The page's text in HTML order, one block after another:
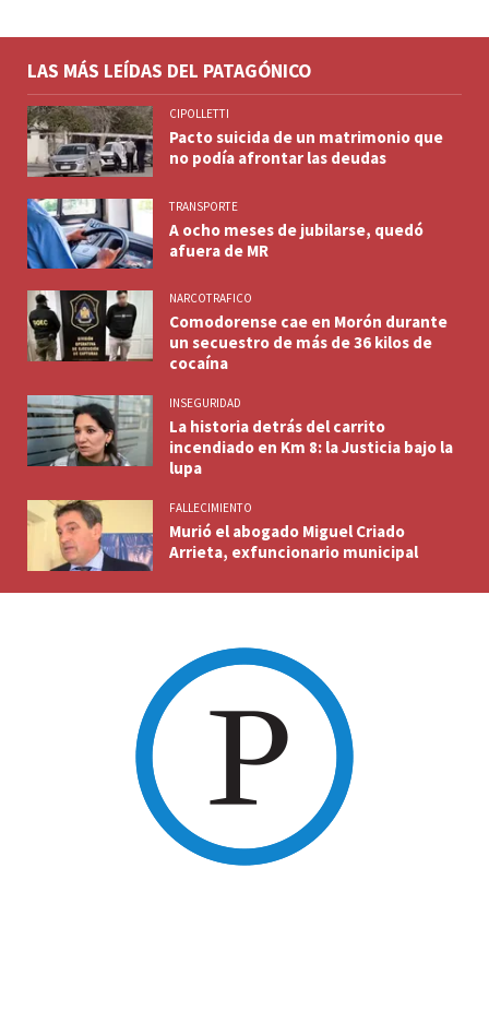
LAS MÁS LEÍDAS DEL PATAGÓNICO
CIPOLLETTI
Pacto suicida de un matrimonio que
no podía afrontar las deudas
TRANSPORTE
A ocho meses de jubilarse, quedó
afuera de MR
NARCOTRAFICO
Comodorense cae en Morón durante
un secuestro de más de 36 kilos de
cocaína
INSEGURIDAD
La historia detrás del carrito
incendiado en Km 8: la Justicia bajo la
lupa
FALLECIMIENTO
Murió el abogado Miguel Criado
Arrieta, exfuncionario municipal